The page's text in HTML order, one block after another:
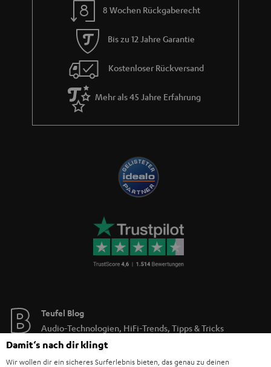
8 Wochen Rückgaberecht
Bis zu 12 Jahre Garantie
Kostenloser Rückversand
Mehr als 45 Jahre Erfahrung
Teufel Blog
Audio-Technologien, HiFi-Trends, Tipps & Tricks
Teufel Support
Damit‘s nach dir klingt
Wir wollen dir ein sicheres Surferlebnis bieten, das genau zu deinen